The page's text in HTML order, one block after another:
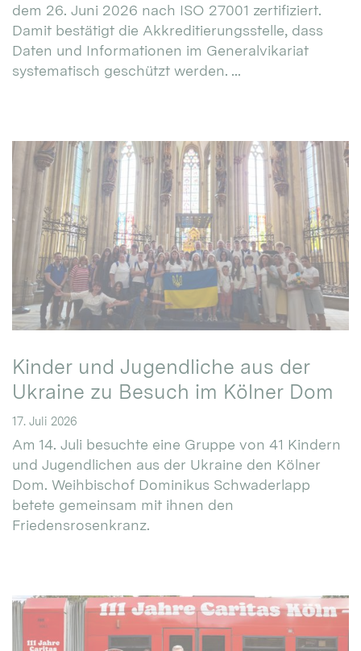
dem 26. Juni 2026 nach ISO 27001 zertifiziert.
Damit bestätigt die Akkreditierungsstelle, dass
Daten und Informationen im Generalvikariat
systematisch geschützt werden. ...
Kinder und Jugendliche aus der
Ukraine zu Besuch im Kölner Dom
17. Juli 2026
Am 14. Juli besuchte eine Gruppe von 41 Kindern
und Jugendlichen aus der Ukraine den Kölner
Dom. Weihbischof Dominikus Schwaderlapp
betete gemeinsam mit ihnen den
Friedensrosenkranz.